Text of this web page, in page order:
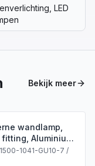
LED
Bekijk meer
wandlamp,
fitting, Aluminium,
1500-1041-GU10-7 /